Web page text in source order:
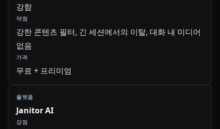
강함
강한 콘텐츠 필터, 긴 세션에서의 이탈, 대화 내 미디어
없음
무료 + 프리미엄
Janitor AI